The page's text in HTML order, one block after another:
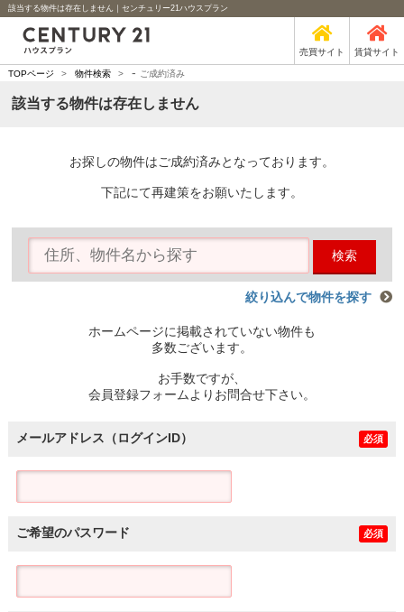
該当する物件は存在しません｜センチュリー21ハウスプラン
売買サイト 賃貸サイト
TOPページ > 物件検索 > - ご成約済み
該当する物件は存在しません
お探しの物件はご成約済みとなっております。
下記にて再建策をお願いたします。
検索
絞り込んで物件を探す
ホームページに掲載されていない物件も
多数ございます。
お手数ですが、
会員登録フォームよりお問合せ下さい。
メールアドレス（ログインID） 必須
ご希望のパスワード 必須